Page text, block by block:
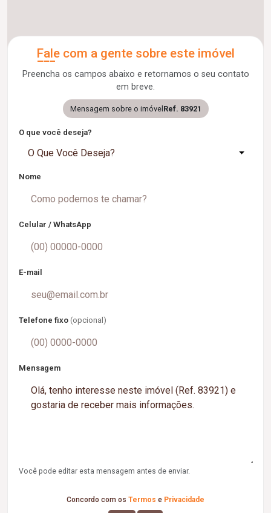
Fale com a gente sobre este imóvel
Preencha os campos abaixo e retornamos o seu contato
em breve.
Mensagem sobre o imóvel Ref. 83921
O que você deseja?
O Que Você Deseja?
Nome
Celular / WhatsApp
E-mail
Telefone fixo (opcional)
Mensagem
Você pode editar esta mensagem antes de enviar.
Concordo com os Termos e Privacidade